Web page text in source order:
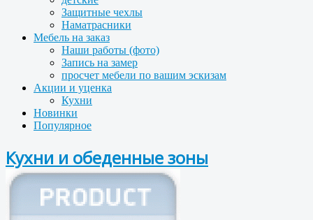
Защитные чехлы
Наматрасники
Мебель на заказ
Наши работы (фото)
Запись на замер
просчет мебели по вашим эскизам
Акции и уценка
Кухни
Новинки
Популярное
Кухни и обеденные зоны